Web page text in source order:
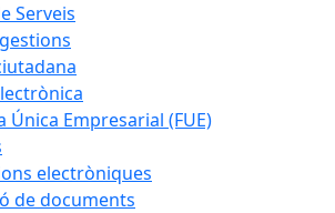
Serveis
Única Empresarial (FUE)
electròniques
de documents